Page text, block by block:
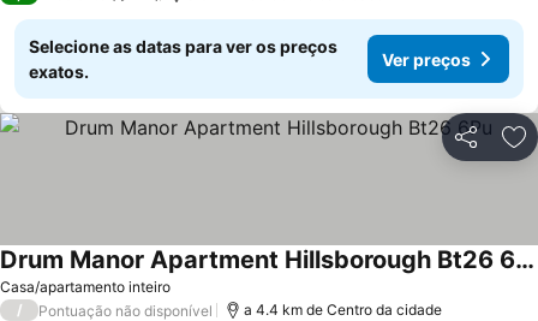
Selecione as datas para ver os preços
exatos.
Ver preços
Partilhar
Casa/apartamento inteiro
Drum Manor Apartment Hillsborough Bt26 6Pu
/ Pontuação não disponível a 4.4 km de Centro da cidade